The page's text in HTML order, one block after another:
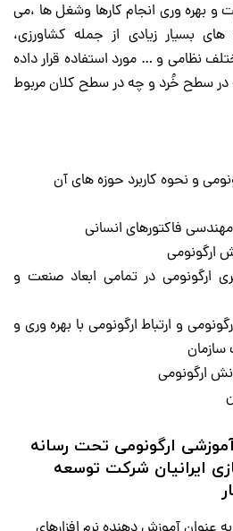
و بهره وری انجام کارها وشغل ها ،می
های بسیار زیادی از جمله کشاورزی،
نظامی و … مورد استفاده قرار داده
در سطح خُرد و چه در سطح کلان مربوط
و نحوه کاربرد حوزه های آن
فاکتورهای انسانی
ارگونومی
ارگونومی در تمامی ابعاد صنعت و
و ارتباط ارگونومی با بهره وری و
ارگونومی
ارگونومی تحت رسانه
ایرانیان شرکت توسعه